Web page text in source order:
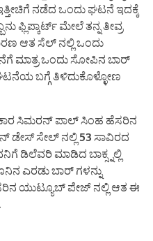
ಇತ್ತೀಚಿಗೆ ನಡೆದ ಒಂದು ಘಟನೆ ಇದಕ್ಕೆ
ಫ್ಲಿಪ್ಕಾರ್ಟ್ ಮೇಲೆ ತನ್ನ ತೀವ್ರ
ಆತ ಸೆಲ್ ನಲ್ಲಿ ಒಂದು
ಮಾತ್ರ ಒಂದು ಸೋಪಿನ ಬಾರ್
ಬಗ್ಗೆ ತಿಳಿದುಕೊಳ್ಳೋಣ
ಸಿಮರನ್ ಪಾಲ್ ಸಿಂಹ ಹೆಸರಿನ
ಡೇಸ್ ಸೇಲ್ ನಲ್ಲಿ 53 ಸಾವಿರದ
ಡಿಲೆವರಿ ಮಾಡಿದ ಬಾಕ್ಸ್ನಲ್ಲಿ
ಎರಡು ಬಾರ್ ಗಳನ್ನು
ಯುಟ್ಯೂಬ್ ಪೇಜ್ ನಲ್ಲಿ ಆತ ಈ